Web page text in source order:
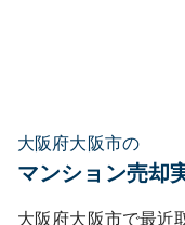
大阪府大阪市の
マンション売却
大阪府大阪市で最近